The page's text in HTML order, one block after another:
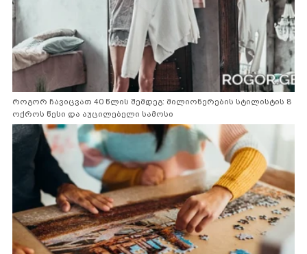
როგორ ჩავიცვათ 40 წლის შემდეგ: მილიონერების სტილისტის 8
ოქროს წესი და აუცილებელი სამოსი